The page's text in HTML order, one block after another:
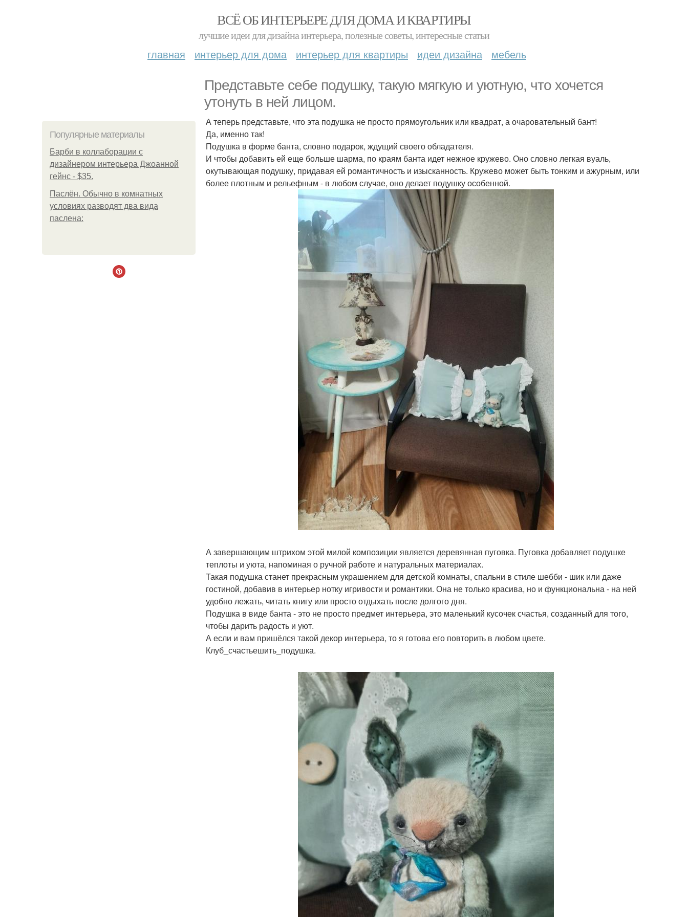
ВСЁ ОБ ИНТЕРЬЕРЕ ДЛЯ ДОМА И КВАРТИРЫ
лучшие идеи для дизайна интерьера, полезные советы, интересные статьи
главная интерьер для дома интерьер для квартиры идеи дизайна мебель
Представьте себе подушку, такую мягкую и уютную, что хочется
утонуть в ней лицом.
Популярные материалы
Барби в коллаборации с
дизайнером интерьера Джоанной
гейнс - $35.
Паслён. Обычно в комнатных
условиях разводят два вида
паслена:
А теперь представьте, что эта подушка не просто прямоугольник или квадрат, а очаровательный бант!
Да, именно так!
Подушка в форме банта, словно подарок, ждущий своего обладателя.
И чтобы добавить ей еще больше шарма, по краям банта идет нежное кружево. Оно словно легкая вуаль,
окутывающая подушку, придавая ей романтичность и изысканность. Кружево может быть тонким и ажурным, или
более плотным и рельефным - в любом случае, оно делает подушку особенной.
А завершающим штрихом этой милой композиции является деревянная пуговка. Пуговка добавляет подушке
теплоты и уюта, напоминая о ручной работе и натуральных материалах.
Такая подушка станет прекрасным украшением для детской комнаты, спальни в стиле шебби - шик или даже
гостиной, добавив в интерьер нотку игривости и романтики. Она не только красива, но и функциональна - на ней
удобно лежать, читать книгу или просто отдыхать после долгого дня.
Подушка в виде банта - это не просто предмет интерьера, это маленький кусочек счастья, созданный для того,
чтобы дарить радость и уют.
А если и вам пришёлся такой декор интерьера, то я готова его повторить в любом цвете.
Клуб_счастьешить_подушка.